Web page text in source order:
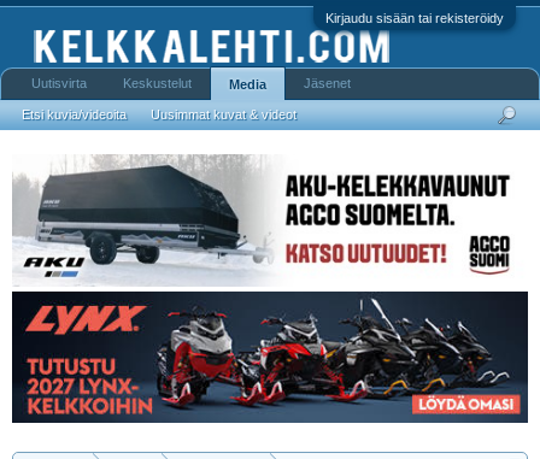
Kirjaudu sisään tai rekisteröidy
Uutisvirta Keskustelut Media
Etsi kuvia/videoita Uusimmat kuvat & videot
Jäsenet